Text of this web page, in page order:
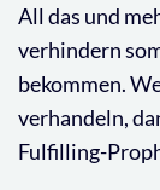
All das und
verhindern
bekommen.
verhandeln,
Fulfilling-